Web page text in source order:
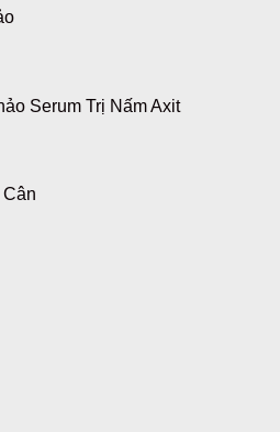
Serum Trị Nấm Axit
Cân